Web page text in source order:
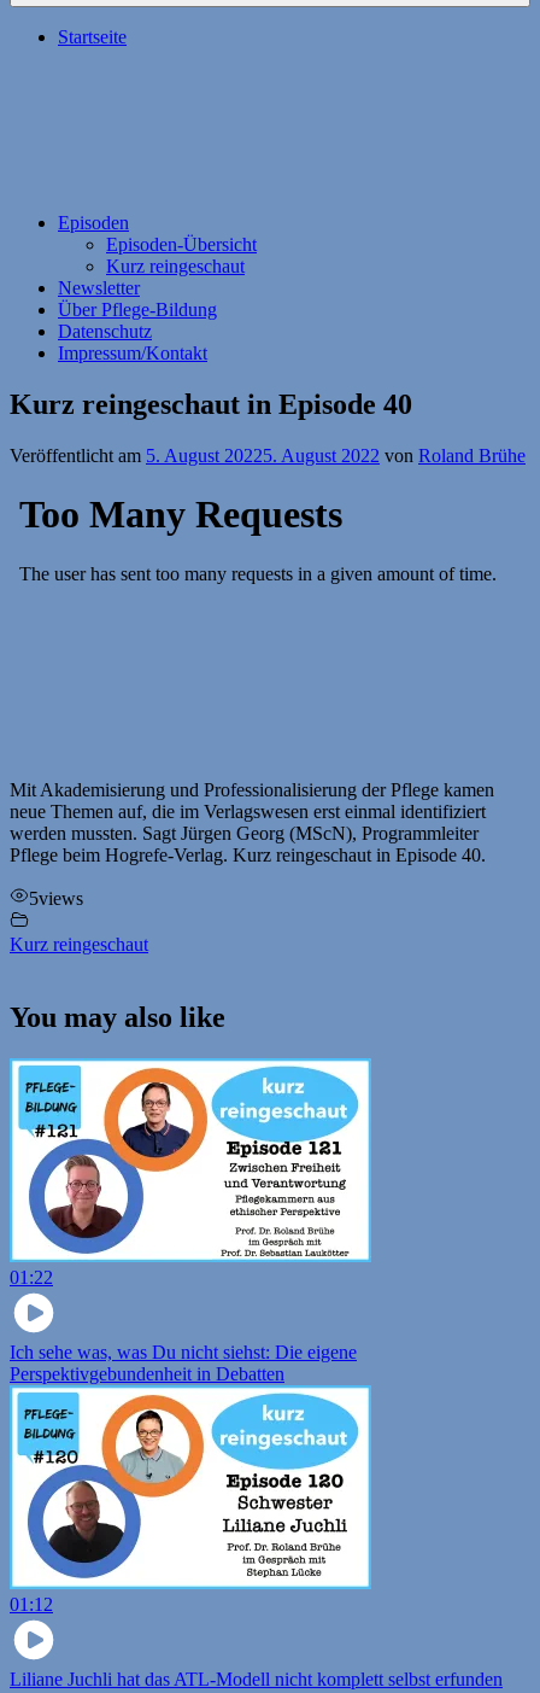
Startseite
Episoden
Episoden-Übersicht
Kurz reingeschaut
Newsletter
Über Pflege-Bildung
Datenschutz
Impressum/Kontakt
Kurz reingeschaut in Episode 40
Veröffentlicht am 5. August 20225. August 2022 von Roland Brühe
Mit Akademisierung und Professionalisierung der Pflege kamen
neue Themen auf, die im Verlagswesen erst einmal identifiziert
werden mussten. Sagt Jürgen Georg (MScN), Programmleiter
Pflege beim Hogrefe-Verlag. Kurz reingeschaut in Episode 40.
5views
Kurz reingeschaut
You may also like
01:22
Ich sehe was, was Du nicht siehst: Die eigene
Perspektivgebundenheit in Debatten
01:12
Liliane Juchli hat das ATL-Modell nicht komplett selbst erfunden